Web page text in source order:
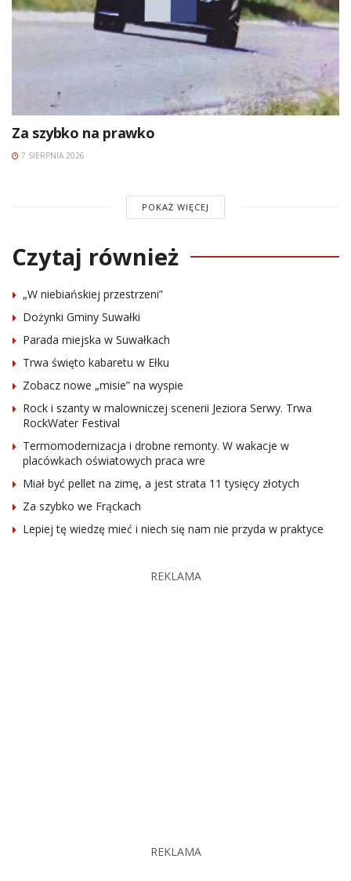
Za szybko na prawko
7 SIERPNIA 2026
POKAŻ WIĘCEJ
Czytaj również
„W niebiańskiej przestrzeni”
Dożynki Gminy Suwałki
Parada miejska w Suwałkach
Trwa święto kabaretu w Ełku
Zobacz nowe „misie” na wyspie
Rock i szanty w malowniczej scenerii Jeziora Serwy. Trwa
RockWater Festival
Termomodernizacja i drobne remonty. W wakacje w
placówkach oświatowych praca wre
Miał być pellet na zimę, a jest strata 11 tysięcy złotych
Za szybko we Frąckach
Lepiej tę wiedzę mieć i niech się nam nie przyda w praktyce
REKLAMA
REKLAMA